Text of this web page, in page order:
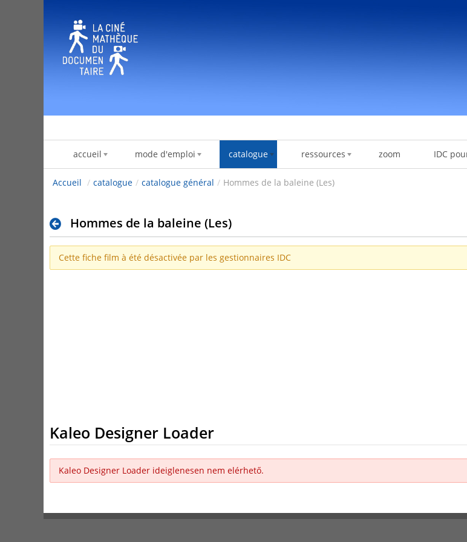
accueil mode d'emploi catalogue ressources zoom IDC
Accueil / catalogue / catalogue général / Hommes de la baleine (Les)
Hommes de la baleine (Les)
Cette fiche film à été désactivée par les gestionnaires IDC
Kaleo Designer Loader
Kaleo Designer Loader ideiglenesen nem elérhető.